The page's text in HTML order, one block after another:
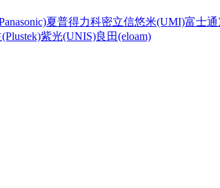
夏普得力科密立信悠米(UMI)富士通
紫光(UNIS)良田(eloam)